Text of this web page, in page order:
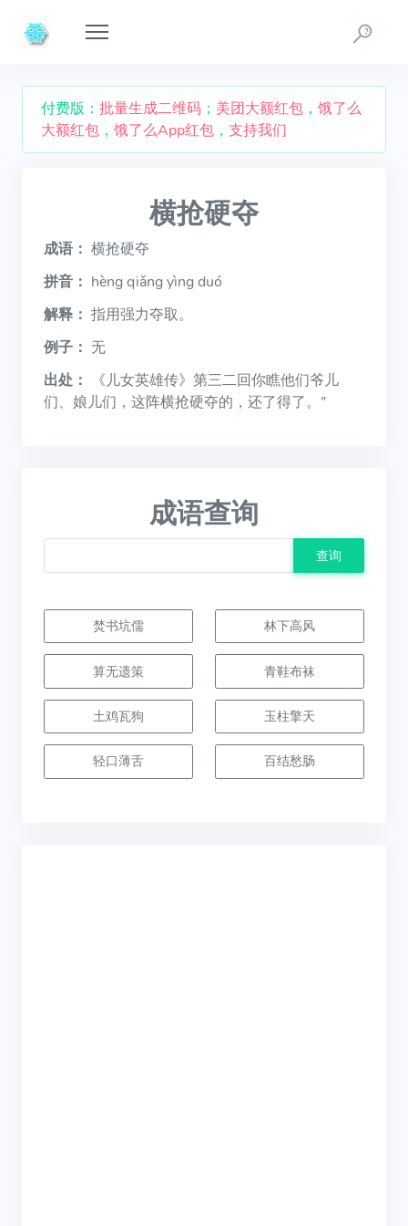
付费版： 批量生成二维码 ； 美团大额红包 ， 饿了么
大额红包 ， 饿了么App红包 ， 支持我们
横抢硬夺
成语： 横抢硬夺
拼音： hèng qiǎng yìng duó
解释： 指用强力夺取。
例子： 无
出处：
《儿女英雄传》第三二回你瞧他们爷儿
们、娘儿们，这阵横抢硬夺的，还了得了。”
成语查询
查询
焚书坑儒 林下高风
算无遗策 青鞋布袜
土鸡瓦狗 玉柱擎天
轻口薄舌 百结愁肠